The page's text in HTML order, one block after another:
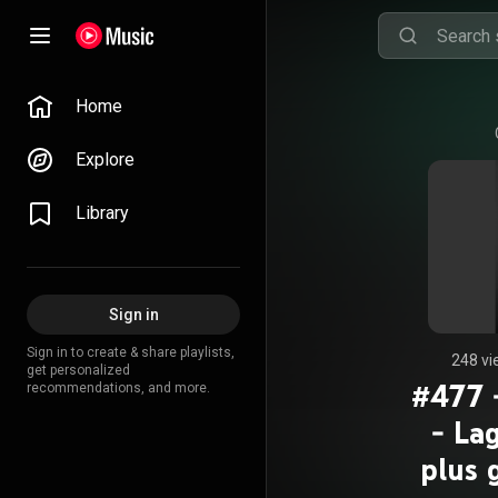
Home
Explore
Library
Sign in
Sign in to create & share playlists,
get personalized
recommendations, and more.
248
#477
-
plus